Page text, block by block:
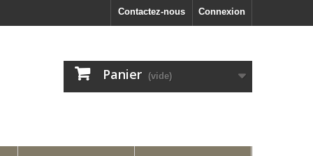
Connexion
Contactez-nous
Panier (vide)